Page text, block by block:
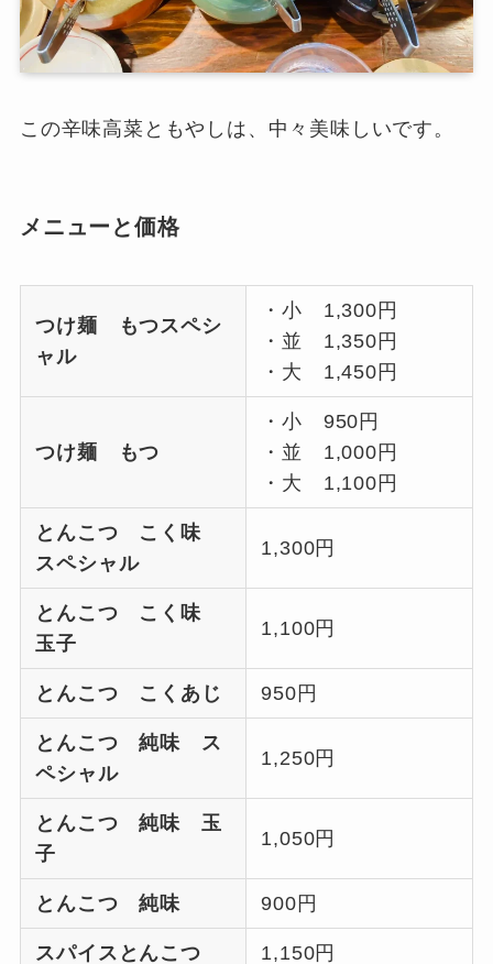
この辛味高菜ともやしは、中々美味しいです。
メニューと価格
つけ麺 もつスペシ
ャル
・小 1,300円
・並 1,350円
・大 1,450円
つけ麺 もつ
・小 950円
・並 1,000円
・大 1,100円
とんこつ こく味
スペシャル
1,300円
とんこつ こく味
玉子
1,100円
とんこつ こくあじ 950円
とんこつ 純味 ス
ペシャル
1,250円
とんこつ 純味 玉
子
1,050円
とんこつ 純味 900円
スパイスとんこつ 1,150円